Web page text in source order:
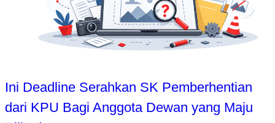
Ini Deadline Serahkan SK Pemberhentian
dari KPU Bagi Anggota Dewan yang Maju